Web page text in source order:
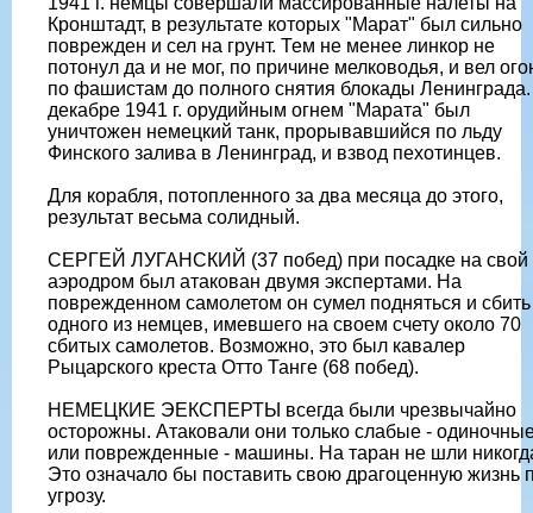
Кронштадт, в результате которых "Марат" был сильно
поврежден и сел на грунт. Тем не менее линкор не
потонул да и не мог, по причине мелководья, и вел
по фашистам до полного снятия блокады
декабре 1941 г. орудийным огнем "Марата" был
уничтожен немецкий танк, прорывавшийся по льду
Финского залива в Ленинград, и взвод пехотинцев.
Для корабля, потопленного за два месяца до этого,
результат весьма солидный.
СЕРГЕЙ ЛУГАНСКИЙ (37 побед) при посадке на свой
аэродром был атакован двумя экспертами. На
поврежденном самолетом он сумел подняться и сбить
одного из немцев, имевшего на своем счету около 70
сбитых самолетов. Возможно, это был кавалер
Рыцарского креста Отто Танге (68 побед).
НЕМЕЦКИЕ ЭЕКСПЕРТЫ всегда были чрезвычайно
осторожны. Атаковали они только слабые -
или поврежденные - машины. На таран не шли
Это означало бы поставить свою драгоценную жизнь
угрозу.